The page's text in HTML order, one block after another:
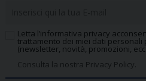
Letta l’informativa privacy
trattamento dei miei dati personali
(newsletter, novità, promozioni,
Consulta la nostra Privacy Policy.